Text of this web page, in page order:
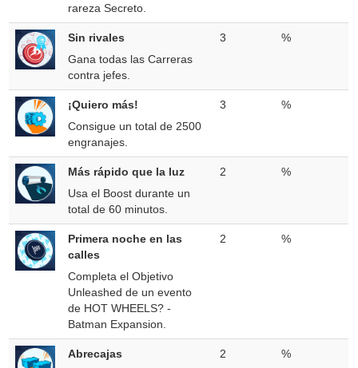
rareza Secreto.
Sin rivales
Gana todas las Carreras
contra jefes.
3 %
¡Quiero más!
Consigue un total de 2500
engranajes.
3 %
Más rápido que la luz
Usa el Boost durante un
total de 60 minutos.
2 %
Primera noche en las
calles
Completa el Objetivo
Unleashed de un evento
de HOT WHEELS? -
Batman Expansion.
2 %
Abrecajas
2 %